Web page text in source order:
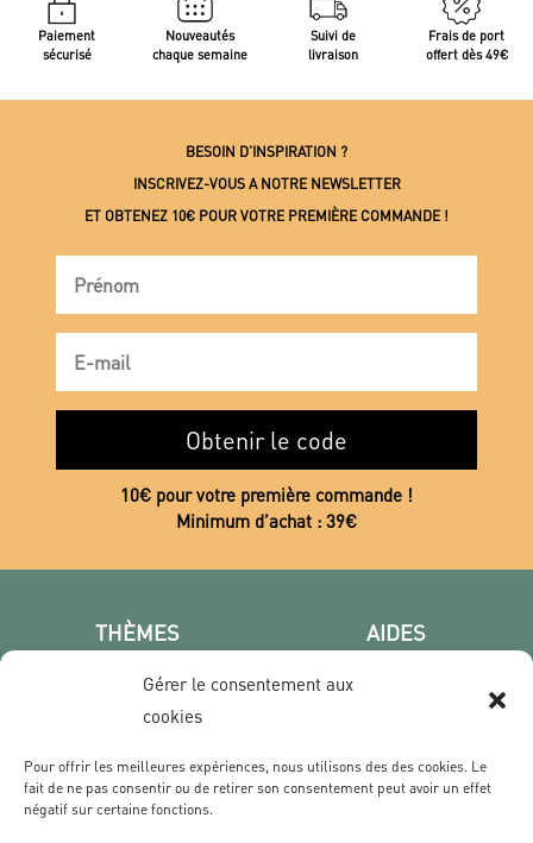
Gérer le consentement aux
cookies
Pour offrir les meilleures expériences, nous utilisons des des cookies. Le
fait de ne pas consentir ou de retirer son consentement peut avoir un effet
négatif sur certaine fonctions.
Paiement
sécurisé
Nouveautés
chaque semaine
Suivi de
livraison
Frais de port
offert dès 49€
BESOIN D’INSPIRATION ?
INSCRIVEZ-VOUS A NOTRE NEWSLETTER
ET OBTENEZ 10€ POUR VOTRE PREMIÈRE COMMANDE !
Obtenir le code
10€ pour votre première commande !
Minimum d’achat : 39€
THÈMES
Poster photo
Les villes
Film & Série
AIDES